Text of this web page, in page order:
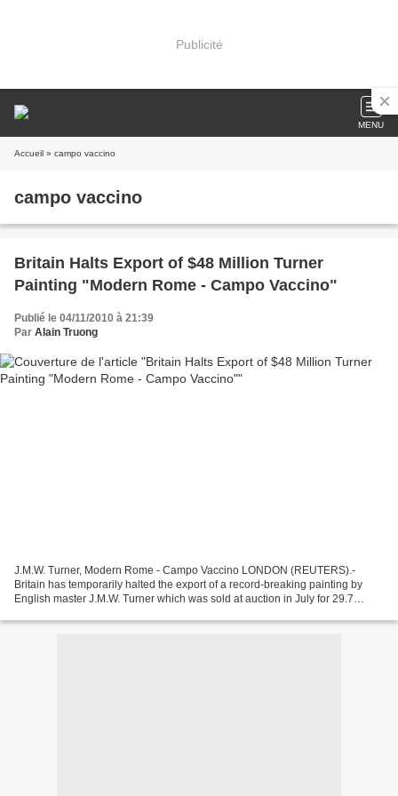
Publicité
MENU
Accueil » campo vaccino
campo vaccino
Britain Halts Export of $48 Million Turner
Painting "Modern Rome - Campo Vaccino"
Publié le 04/11/2010 à 21:39
Par Alain Truong
J.M.W. Turner, Modern Rome - Campo Vaccino LONDON (REUTERS).-
Britain has temporarily halted the export of a record-breaking painting by
English master J.M.W. Turner which was sold at auction in July for 29.7